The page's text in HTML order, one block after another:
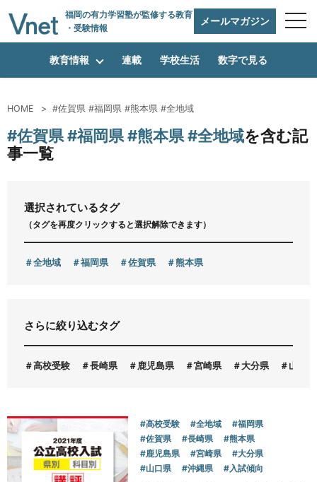
福岡の有力学習塾が監修する教育
・受験情報
メールマガジン
編集方針
運営会社
教育情報 連載 学校生活 数字で見る
HOME #佐賀県 #福岡県 #熊本県 #全地域
#佐賀県 #福岡県 #熊本県 #全地域を含む記
事一覧
選択されているタグ
（タグを再度クリックすると選択解除できます）
全地域 福岡県 佐賀県 熊本県
さらに絞り込むタグ
高校受験 長崎県 鹿児島県 宮崎県 大分県 山口県
#高校受験 #全地域
#福岡県
#佐賀県
#長崎県
#熊本県
#鹿児島県
#宮崎県
#大分県
#山口県
#沖縄県 #入試傾向